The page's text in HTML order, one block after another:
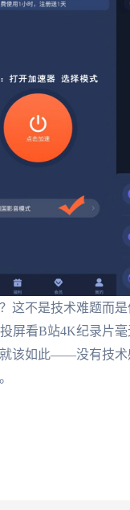
这不是技术难题而
屏看B站4K纪录片
该如此——没有技术